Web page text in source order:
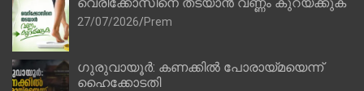
27/07/2026 Prem
ഗുരുവായൂർ: കണക്കിൽ പോരായ്മയെന്ന്
ഹൈക്കോടതി